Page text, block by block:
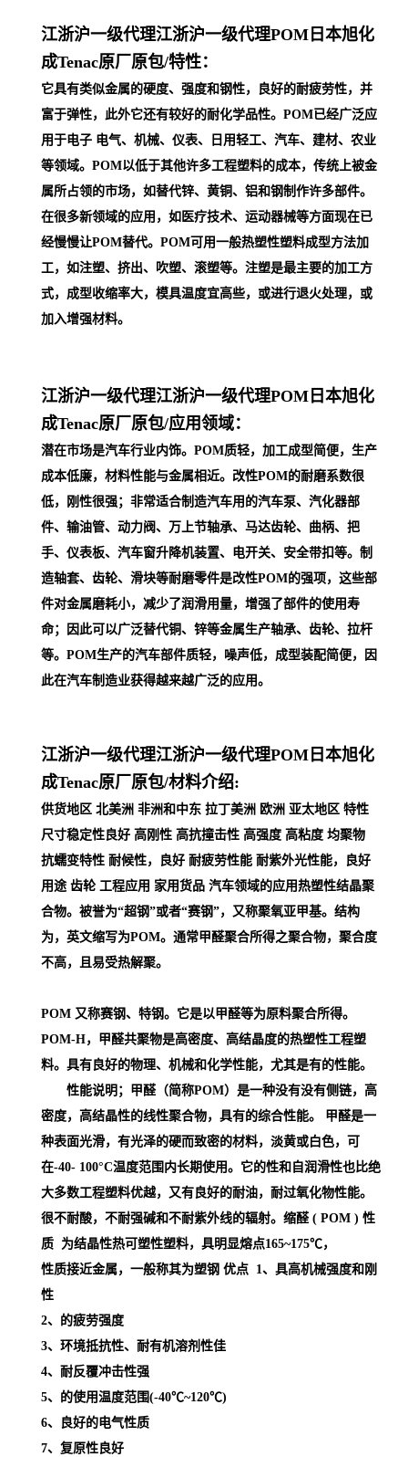
江浙沪一级代理江浙沪一级代理POM日本旭化
成Tenac原厂原包/特性：
它具有类似金属的硬度、强度和钢性，良好的耐疲劳性，并
富于弹性，此外它还有较好的耐化学品性。POM已经广泛应
用于电子 电气、机械、仪表、日用轻工、汽车、建材、农业
等领域。POM以低于其他许多工程塑料的成本，传统上被金
属所占领的市场，如替代锌、黄铜、铝和钢制作许多部件。
在很多新领域的应用，如医疗技术、运动器械等方面现在已
经慢慢让POM替代。POM可用一般热塑性塑料成型方法加
工，如注塑、挤出、吹塑、滚塑等。注塑是最主要的加工方
式，成型收缩率大，模具温度宜高些，或进行退火处理，或
加入增强材料。
江浙沪一级代理江浙沪一级代理POM日本旭化
成Tenac原厂原包/应用领域：
潜在市场是汽车行业内饰。POM质轻，加工成型简便，生产
成本低廉，材料性能与金属相近。改性POM的耐磨系数很
低，刚性很强；非常适合制造汽车用的汽车泵、汽化器部
件、输油管、动力阀、万上节轴承、马达齿轮、曲柄、把
手、仪表板、汽车窗升降机装置、电开关、安全带扣等。制
造轴套、齿轮、滑块等耐磨零件是改性POM的强项，这些部
件对金属磨耗小，减少了润滑用量，增强了部件的使用寿
命；因此可以广泛替代铜、锌等金属生产轴承、齿轮、拉杆
等。POM生产的汽车部件质轻，噪声低，成型装配简便，因
此在汽车制 造业获得越来越广泛的应用。
江浙沪一级代理江浙沪一级代理POM日本旭化
成Tenac原厂原包/材料介绍:
供货地区 北美洲 非洲和中东 拉丁美洲 欧洲 亚太地区 特性
尺寸稳定性良好 高刚性 高抗撞击性 高强度 高粘度 均聚物
抗蠕变特性 耐候性，良好 耐疲劳性能 耐紫外光性能，良好
用途 齿轮 工程应用 家用货品 汽车领域的应用热塑性结晶聚
合物。被誉为“超钢”或者“赛钢”，又称聚氧亚甲基。结构
为，英文缩写为POM。通常甲醛聚合所得之聚合物，聚合度
不高，且易受热解聚。
POM 又称赛钢、特钢。它是以甲醛等为原料聚合所得。
POM-H，甲醛共聚物是高密度、高结晶度的热塑性工程塑
料。具有良好的物理、机械和化学性能，尤其是有的性能。
性能说明；甲醛（简称POM）是一种没有没有侧链，高
密度，高结晶性的线性聚合物，具有的综合性能。 甲醛是一
种表面光滑，有光泽的硬而致密的材料，淡黄或白色，可
在-40- 100°C温度范围内长期使用。它的性和自润滑性也比绝
大多数工程塑料优越，又有良好的耐油，耐过氧化物性能。
很不耐酸，不耐强碱和不耐紫外线的辐射。缩醛 ( POM ) 性
质 为结晶性热可塑性塑料，具明显熔点165~175℃，
性质接近金属，一般称其为塑钢 优点 1、具高机械强度和刚
性
2、的疲劳强度
3、环境抵抗性、耐有机溶剂性佳
4、耐反覆冲击性强
5、的使用温度范围(-40℃~120℃)
6、良好的电气性质
7、复原性良好